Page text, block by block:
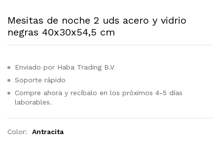
Mesitas de noche 2 uds acero y vidrio
negras 40x30x54,5 cm
Enviado por Haba Trading B.V
Soporte rápido
Compre ahora y recíbalo en los próximos 4-5 días
laborables.
Color: Antracita